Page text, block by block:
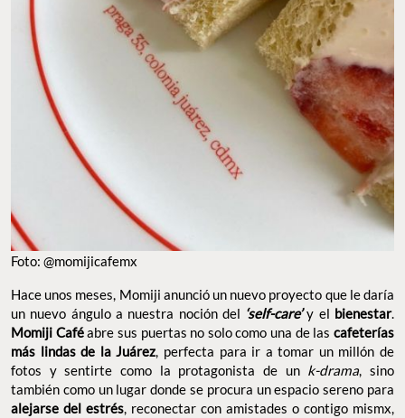
Foto: @momijicafemx
Hace unos meses, Momiji anunció un nuevo proyecto que le daría
un nuevo ángulo a nuestra noción del ‘self-care’y el bienestar.
Momiji Caféabre sus puertas no solo como una de lascafeterías
más lindas de la Juárez, perfecta para ir a tomar un millón de
fotos y sentirte como la protagonista de un k-drama, sino
también como un lugar donde se procura un espacio sereno para
alejarse del estrés, reconectar con amistades o contigo mismx,